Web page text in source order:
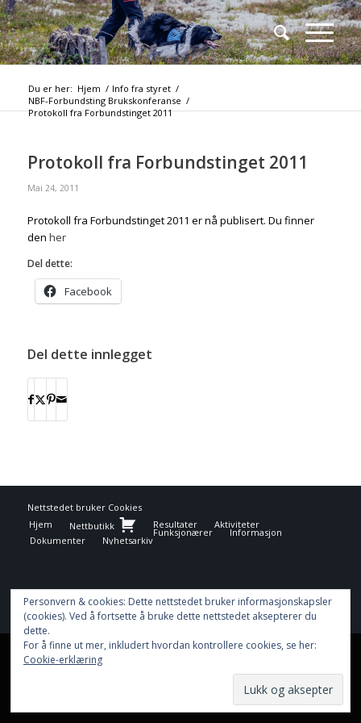
Du er her: Hjem / Info fra styret /
NBF-Forbundsting Brukskonferanse /
Protokoll fra Forbundstinget 2011
Protokoll fra Forbundstinget 2011
Mai 24, 2011
Protokoll fra Forbundstinget 2011 er nå publisert. Du finner
den her
Del dette:
Facebook
Del dette innlegget
Nettstedet bruker Cookies
Hjem
Nettbutikk Resultater Aktiviteter
Funksjonærer Informasjon
Dokumenter Nyhetsarkiv
This site uses cookies. By continuing to browse the site, you are
Learn more
Personvern & cookies: Dette nettstedet bruker informasjonskapsler
(cookies). Ved å fortsette å bruke dette nettstedet aksepterer du
dette.
For å finne ut mer, inkludert hvordan kontrollere cookies, se her:
Cookie-erklæring